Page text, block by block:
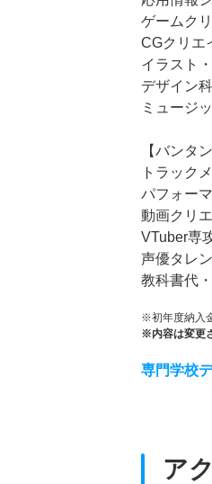
ゲームク
CGクリエ
イラスト
デザイン
ミュージ
【バンタ
トラック
パフォー
動画クリ
VTuber専
声優タレ
教科書代
※初年度納入
※内容は変更
専門学校
ア